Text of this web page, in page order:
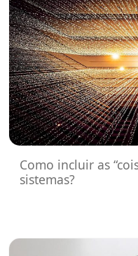
Como incluir as
sistemas?